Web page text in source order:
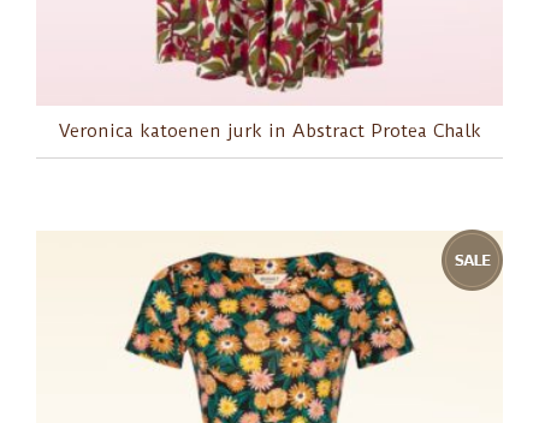
Veronica katoenen jurk in Abstract Protea Chalk